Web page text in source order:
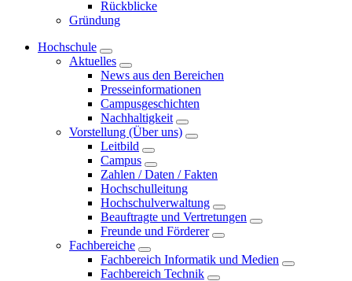
Rückblicke
Gründung
Hochschule
Aktuelles
News aus den Bereichen
Presseinformationen
Campusgeschichten
Nachhaltigkeit
Vorstellung (Über uns)
Leitbild
Campus
Zahlen / Daten / Fakten
Hochschulleitung
Hochschulverwaltung
Beauftragte und Vertretungen
Freunde und Förderer
Fachbereiche
Fachbereich Informatik und Medien
Fachbereich Technik